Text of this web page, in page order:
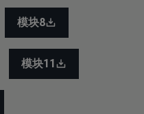
模块8
模块11